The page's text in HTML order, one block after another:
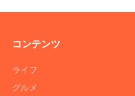
コンテンツ
ライフ
グルメ